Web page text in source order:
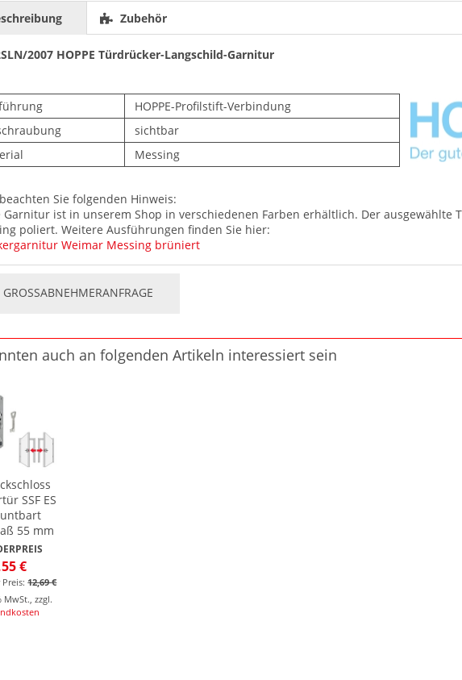
Zubehör
2007 HOPPE Türdrücker-Langschild-Garnitur
HOPPE-Profilstift-Verbindung
sichtbar
Messing
Sie folgenden Hinweis:
Garnitur ist in unserem Shop in verschiedenen Farben erhältlich. Der ausgewählte
poliert. Weitere Ausführungen finden Sie hier:
Weimar Messing brüniert
GROSSABNEHMERANFRAGE
auch an folgenden Artikeln interessiert sein
SSF ES
55 mm
€
12,69 €
MwSt. ,zzgl.